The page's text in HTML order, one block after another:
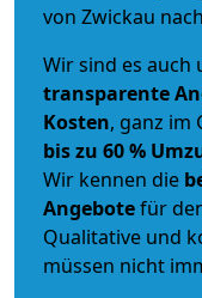
von Zwickau
Wir sind es auch
transparente
Kosten, ganz im
bis zu 60 %
Wir kennen die
Angebotefür
Qualitative und
müssen nicht